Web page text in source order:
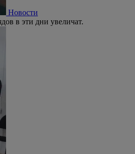
Новости
в эти дни увеличат.